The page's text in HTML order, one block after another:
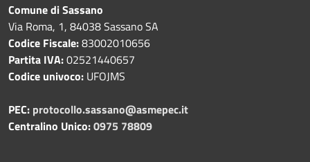
Comune di Sassano
Via Roma, 1, 84038 Sassano SA
Codice Fiscale:83002010656
Partita IVA:02521440657
Codice univoco: UFOJMS
PEC: protocollo.sassano@asmepec.it
Centralino Unico:0975 78809